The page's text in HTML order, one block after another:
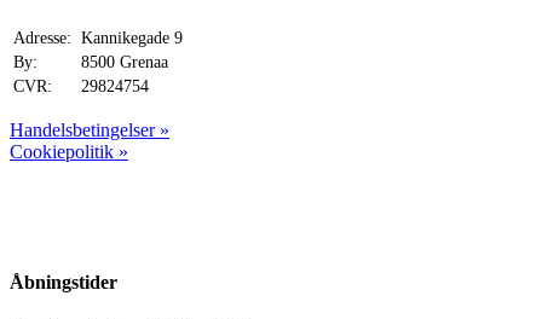
Adresse: Kannikegade 9
By:
8500 Grenaa
CVR:
29824754
Handelsbetingelser »
Cookiepolitik »
Åbningstider